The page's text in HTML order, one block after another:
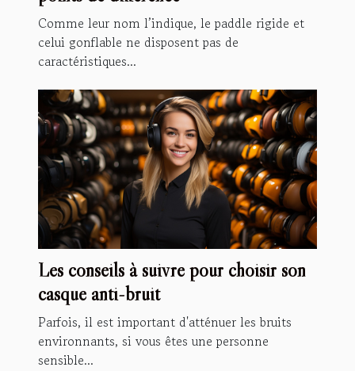
Comme leur nom l’indique, le paddle rigide et
celui gonflable ne disposent pas de
caractéristiques...
Les conseils à suivre pour choisir son
casque anti-bruit
Parfois, il est important d'atténuer les bruits
environnants, si vous êtes une personne
sensible...